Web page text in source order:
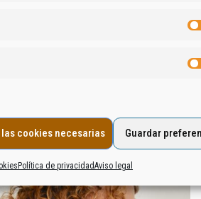
las cookies necesarias Guardar
Política de privacidadAviso legal